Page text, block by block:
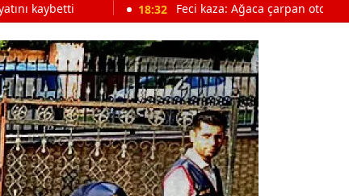
18:32 Feci kaza: Ağaca çarpan otomobilin sürücüsü